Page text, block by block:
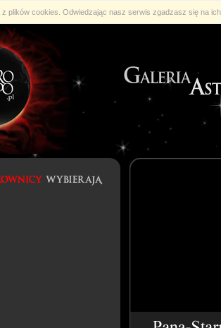
plików cookies. Odwiedzając nasz serwis zgadzasz się na